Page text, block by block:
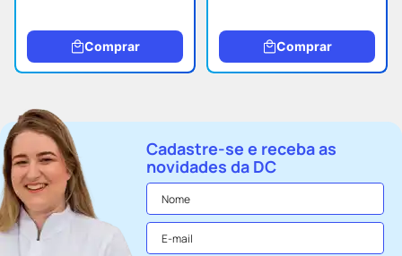
Comprar Comprar
Cadastre-se e receba as
novidades da DC